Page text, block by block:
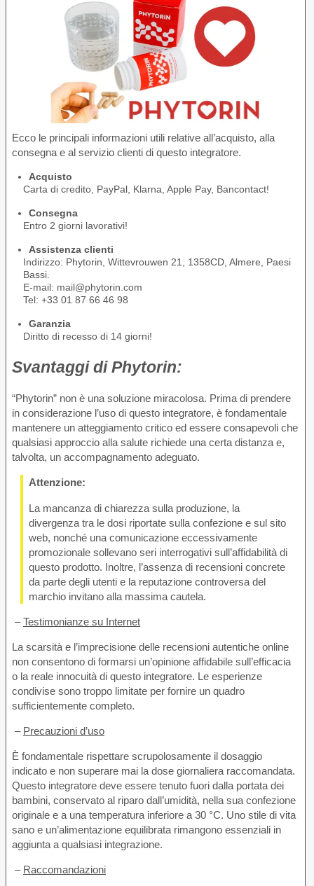
Ecco le principali informazioni utili relative all’acquisto, alla
consegna e al servizio clienti di questo integratore.
Acquisto
Carta di credito, PayPal, Klarna, Apple Pay, Bancontact!
Consegna
Entro 2 giorni lavorativi!
Assistenza clienti
Indirizzo: Phytorin, Wittevrouwen 21, 1358CD, Almere, Paesi
Bassi.
E-mail: mail@phytorin.com
Tel: +33 01 87 66 46 98
Garanzia
Diritto di recesso di 14 giorni!
Svantaggi diPhytorin:
“Phytorin” non è una soluzione miracolosa. Prima di prendere
in considerazione l’uso di questo integratore, è fondamentale
mantenere un atteggiamento critico ed essere consapevoli che
qualsiasi approccio alla salute richiede una certa distanza e,
talvolta, un accompagnamento adeguato.
Attenzione:
La mancanza di chiarezza sulla produzione, la
divergenza tra le dosi riportate sulla confezione e sul sito
web, nonché una comunicazione eccessivamente
promozionale sollevano seri interrogativi sull’affidabilità di
questo prodotto. Inoltre, l’assenza di recensioni concrete
da parte degli utenti e la reputazione controversa del
marchio invitano alla massima cautela.
–Testimonianze su Internet
La scarsità e l’imprecisione delle recensioni autentiche online
non consentono di formarsi un’opinione affidabile sull’efficacia
o la reale innocuità di questo integratore. Le esperienze
condivise sono troppo limitate per fornire un quadro
sufficientemente completo.
– Precauzioni d’uso
È fondamentale rispettare scrupolosamente il dosaggio
indicato e non superare mai la dose giornaliera raccomandata.
Questo integratore deve essere tenuto fuori dalla portata dei
bambini, conservato al riparo dall’umidità, nella sua confezione
originale e a una temperatura inferiore a 30 °C. Uno stile di vita
sano e un’alimentazione equilibrata rimangono essenziali in
aggiunta a qualsiasi integrazione.
– Raccomandazioni